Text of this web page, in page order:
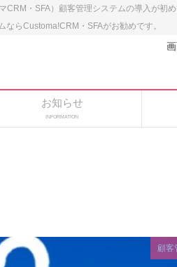
・SFA）顧客管理システムの導入が初
らCustoma!CRM・SFAがお勧めです。
お知らせ
INFORMATION
顧客